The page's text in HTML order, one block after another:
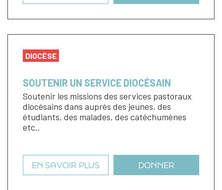
DIOCÈSE
SOUTENIR UN SERVICE DIOCÉSAIN
Soutenir les missions des services pastoraux
diocésains dans auprès des jeunes, des
étudiants, des malades, des catéchumènes
etc..
EN SAVOIR PLUS DONNER